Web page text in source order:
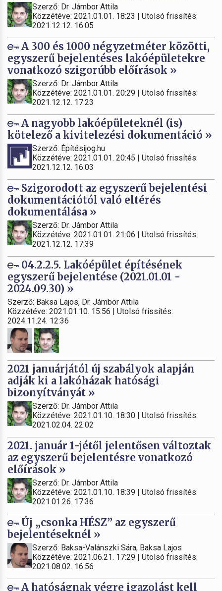
Szerző: Dr. Jámbor Attila
Közzétéve: 2021.01.01. 18:23 | Utolsó frissítés:
2021.12.12. 16:05
A 300 és 1000 négyzetméter közötti,
egyszerű bejelentéses lakóépületekre
vonatkozó szigorúbb előírások »
Szerző: Dr. Jámbor Attila
Közzétéve: 2021.01.01. 20:29 | Utolsó frissítés:
2021.12.12. 17:23
A nagyobb lakóépületeknél (is)
kötelező a kivitelezési dokumentáció »
Szerző: Építésijog.hu
Közzétéve: 2021.01.01. 20:45 | Utolsó frissítés:
2021.12.12. 16:03
Szigorodott az egyszerű bejelentési
dokumentációtól való eltérés
dokumentálása »
Szerző: Dr. Jámbor Attila
Közzétéve: 2021.01.01. 21:06 | Utolsó frissítés:
2021.12.12. 17:39
04.2.2.5. Lakóépület építésének
egyszerű bejelentése (2021.01.01 -
2024.09.30) »
Szerző: Baksa Lajos, Dr. Jámbor Attila
Közzétéve: 2021.01.10. 15:56 | Utolsó frissítés:
2024.11.24. 12:36
2021 januárjától új szabályok alapján
adják ki a lakóházak hatósági
bizonyítványát »
Szerző: Dr. Jámbor Attila
Közzétéve: 2021.01.10. 18:30 | Utolsó frissítés:
2021.02.04. 22:02
2021. január 1-jétől jelentősen változtak
az egyszerű bejelentésre vonatkozó
előírások »
Szerző: Dr. Jámbor Attila
Közzétéve: 2021.01.10. 18:39 | Utolsó frissítés:
2021.01.26. 17:36
Új „csonka HÉSZ” az egyszerű
bejelentéseknél »
Szerző: Baksa-Valánszki Sára, Baksa Lajos
Közzétéve: 2021.06.21. 17:29 | Utolsó frissítés:
2021.08.02. 16:56
A hatóságnak végre igazolást kell